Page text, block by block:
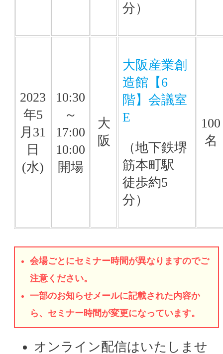
分）
2023
年5
月31
日
(水)
10:30
～
17:00
10:00
開場
大
阪
大阪産業創
造館【6
階】会議室
E
（地下鉄堺
筋本町駅
徒歩約5
分）
100
名
会場ごとにセミナー時間が異なりますのでご
注意ください。
一部のお知らせメールに記載された内容か
ら、セミナー時間が変更になっています。
オンライン配信はいたしませ